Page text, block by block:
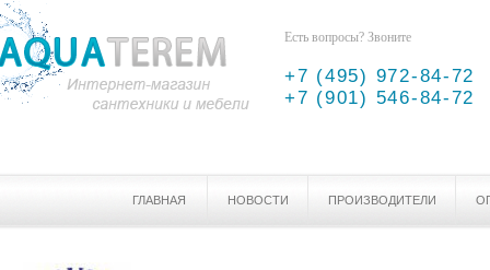
Есть вопросы? Звоните
+7 (495) 972-84-72
+7 (901) 546-84-72
ГЛАВНАЯ НОВОСТИ ПРОИЗВОДИТЕЛИ